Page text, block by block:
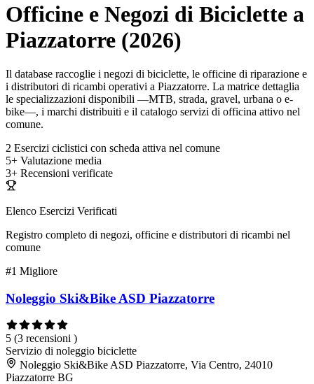
Officine e Negozi di Biciclette a
Piazzatorre (2026)
Il database raccoglie i negozi di biciclette, le officine di riparazione e
i distributori di ricambi operativi a Piazzatorre. La matrice dettaglia
le specializzazioni disponibili —MTB, strada, gravel, urbana o e-
bike—, i marchi distribuiti e il catalogo servizi di officina attivo nel
comune.
2 Esercizi ciclistici con scheda attiva nel comune
5+ Valutazione media
3+ Recensioni verificate
Elenco Esercizi Verificati
Registro completo di negozi, officine e distributori di ricambi nel
comune
#1 Migliore
Noleggio Ski&Bike ASD Piazzatorre
5 (3 recensioni )
Servizio di noleggio biciclette
Noleggio Ski&Bike ASD Piazzatorre, Via Centro, 24010
Piazzatorre BG